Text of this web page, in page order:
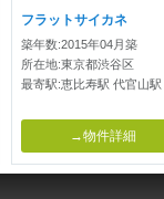
フラットサイカネ
築年数:2015年04月築
所在地:東京都渋谷区
最寄駅:恵比寿駅 代官山駅
→物件詳細